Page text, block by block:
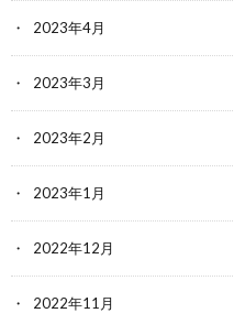
2023年4月
2023年3月
2023年2月
2023年1月
2022年12月
2022年11月